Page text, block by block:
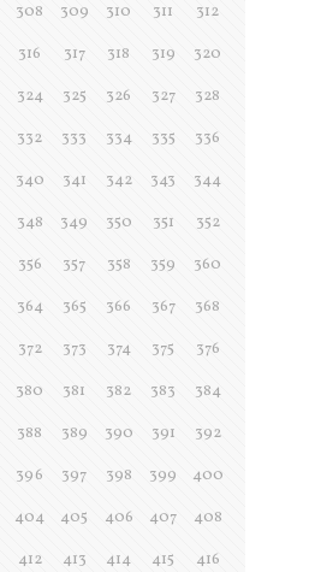
308 309 310 311
312
316 317 318 319
320
324 325 326 327
328
332 333 334 335
336
340 341 342 343
344
348 349 350 351
352
356 357 358 359
360
364 365 366 367
368
372 373 374 375
376
380 381 382 383
384
388 389 390 391
392
396 397 398 399
400
404 405 406 407
408
412 413 414 415
416